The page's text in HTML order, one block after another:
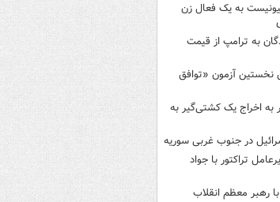
به یک فعال زن
به ترامپ از قیمت
نخستین آزمون «توافق
به اخراج یک کشتی‌گیر به
در جنوب غربی سوریه
تراکتور با جواد
رهبر معظم انقلاب